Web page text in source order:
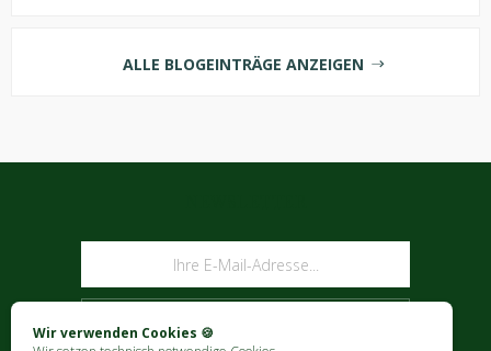
ALLE BLOGEINTRÄGE ANZEIGEN
Wir verwenden Cookies 🍪